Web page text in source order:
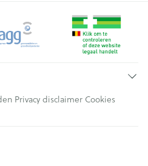
Privacy disclaimer Cookies